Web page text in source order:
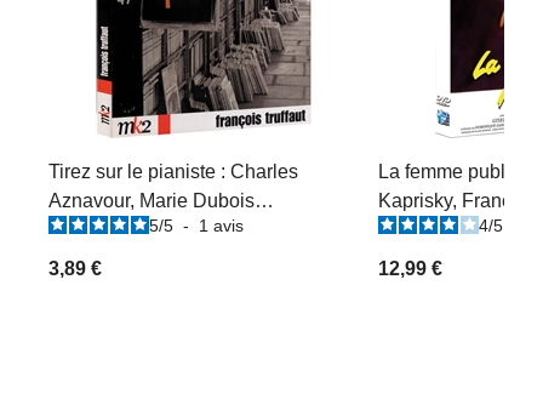
Tirez sur le pianiste : Charles
Aznavour, Marie Dubois…
5/5 - 1 avis
3,89 €
La femme
Kaprisky, Francis
4/5
12,99 €